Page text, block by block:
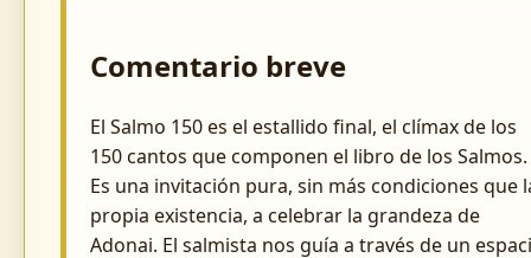
Comentario breve
El Salmo 150 es el estallido final, el clímax de los
150 cantos que componen el libro de los Salmos.
Es una invitación pura, sin más condiciones que
propia existencia, a celebrar la grandeza de
Adonai. El salmista nos guía a través de un